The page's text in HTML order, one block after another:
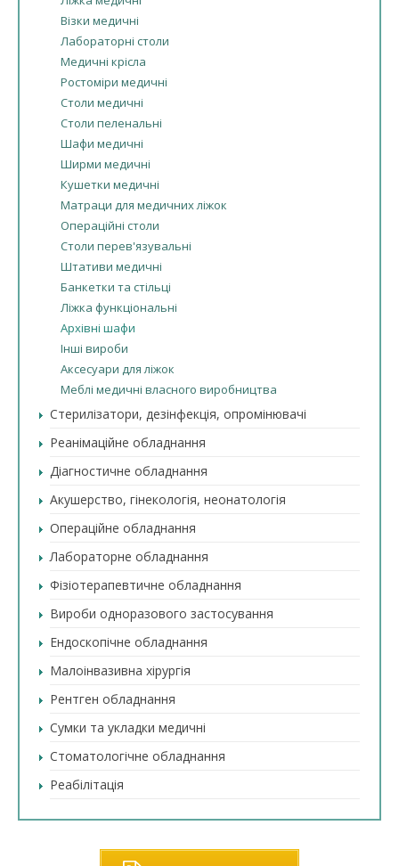
Візки медичні
Лабораторні столи
Медичні крісла
Ростоміри медичні
Столи медичні
Столи пеленальні
Шафи медичні
Ширми медичні
Кушетки медичні
Матраци для медичних ліжок
Операційні столи
Столи перев'язувальні
Штативи медичні
Банкетки та стільці
Ліжка функціональні
Архівні шафи
Інші вироби
Аксесуари для ліжок
Меблі медичні власного виробництва
Стерилізатори, дезінфекція, опромінювачі
Реанімаційне обладнання
Діагностичне обладнання
Акушерство, гінекологія, неонатологія
Операційне обладнання
Лабораторне обладнання
Фізіотерапевтичне обладнання
Вироби одноразового застосування
Ендоскопічне обладнання
Малоінвазивна хірургія
Рентген обладнання
Сумки та укладки медичні
Стоматологічне обладнання
Реабілітація